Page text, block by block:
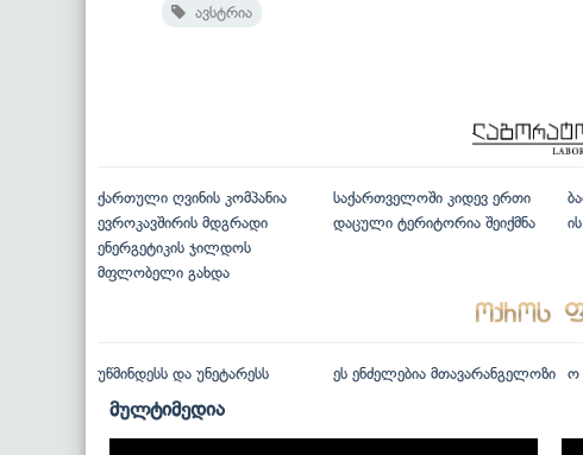
ავსტრია
ქართული ღვინის კომპანია
ევროკავშირის მდგრადი
ენერგეტიკის ჯილდოს
მფლობელი გახდა
საქართველოში კიდევ ერთი
დაცული ტერიტორია შეიქმნა
უწმინდესს და უნეტარესს ეს ენძელებია მთავარანგელოზი ო
მულტიმედია